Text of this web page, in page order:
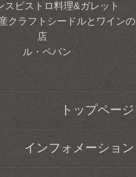
スビストロ料理&ガレット
クラフトシードルとワインの
店
ル・ペパン
トップページ
インフォメーション